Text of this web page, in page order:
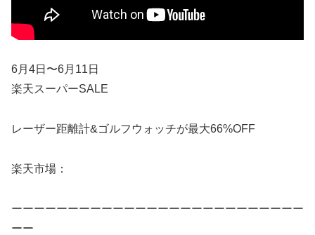
6月4日〜6月11日
楽天スーパーSALE
レーザー距離計&ゴルフウォッチが最大66%OFF
楽天市場：
ーーーーーーーーーーーーーーーーーーーーーーーーーー
ーー